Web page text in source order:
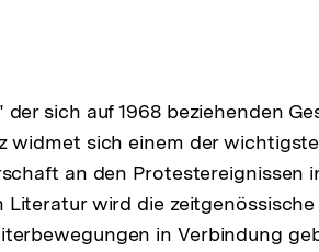
der sich auf 1968 beziehenden
widmet sich einem der
an den Protestereignissen
Literatur wird die
in Verbindung